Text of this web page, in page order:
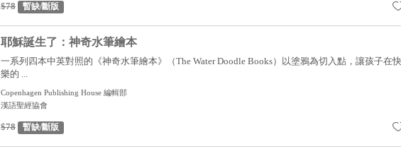
$78 暫缺/斷版
耶穌誕生了：神奇水筆繪本
一系列四本中英對照的《神奇水筆繪本》（The Water Doodle Books）以塗鴉為切入點，讓孩子在快
樂的 ...
Copenhagen Publishing House 編輯部
漢語聖經協會
$78 暫缺/斷版